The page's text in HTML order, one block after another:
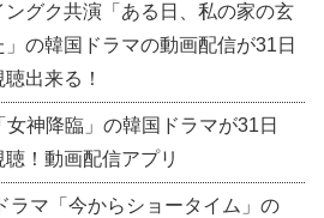
グク共演「ある日、私の家の玄
の韓国ドラマの動画配信が31日
出来る！
神降臨」の韓国ドラマが31日
！動画配信アプリ
ラマ「今からショータイム」の